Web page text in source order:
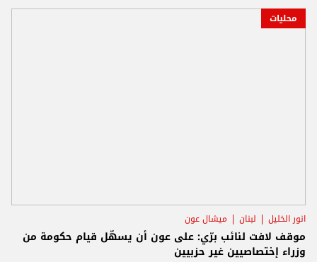
محليات
انور الخليل لبنان ميشال عون
موقف لافت لنائب برّي: على عون أن يسهّل قيام حكومة من
وزراء إختصاصيين غير حزبيين